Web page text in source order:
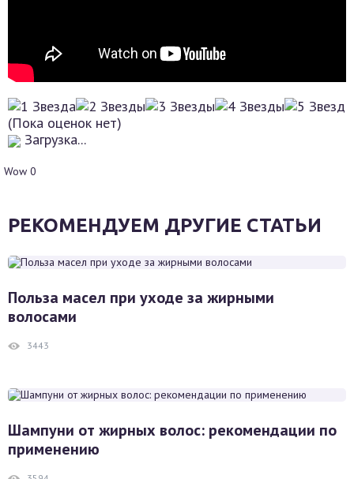
(Пока оценок нет)
Загрузка...
Wow 0
РЕКОМЕНДУЕМ ДРУГИЕ СТАТЬИ
Польза масел при уходе за жирными
волосами
3443
Шампуни от жирных волос: рекомендации по
применению